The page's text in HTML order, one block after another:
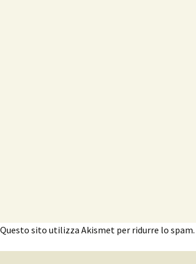
Questo sito utilizza Akismet per ridurre lo spam.